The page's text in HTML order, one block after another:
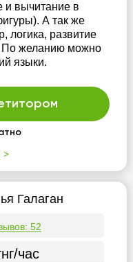
и вычитание в
А так же
развитие
желанию можно
языки.
Галаган
52
час